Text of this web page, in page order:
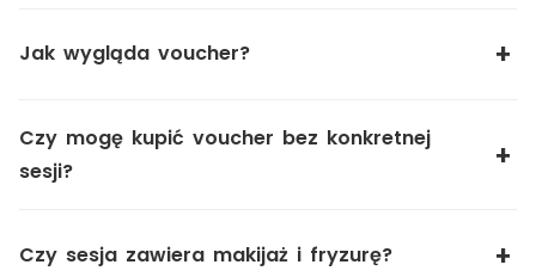
Jak wygląda voucher?
Czy mogę kupić voucher bez konkretnej
sesji?
Czy sesja zawiera makijaż i fryzurę?